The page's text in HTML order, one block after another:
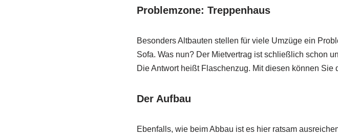
Problemzone: Treppenhaus
Besonders Altbauten stellen für viele Umzüge ein
Sofa. Was nun? Der Mietvertrag ist schließlich schon
Die Antwort heißt Flaschenzug. Mit diesen können
Der Aufbau
Ebenfalls, wie beim Abbau ist es hier ratsam